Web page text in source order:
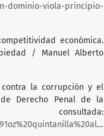
dominio-viola-principio-
económica.
/ Manuel Alberto
contra la corrupción y el
Derecho Penal de la